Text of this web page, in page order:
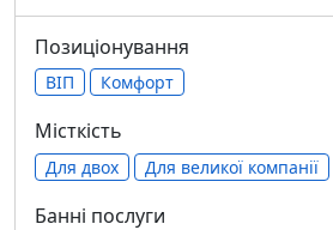
Позиціонування
ВІП Комфорт
Місткість
Для двох Для великої компанії
Банні послуги